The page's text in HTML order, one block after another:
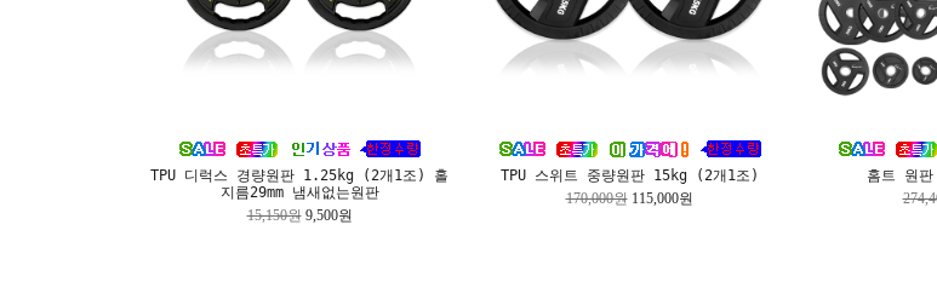
TPU 디럭스 경량원판 1.25kg (2개1조) 홀
지름29mm 냄새없는원판
15,150원 9,500원
TPU 스위트 중량원판 15kg (2개1조)
170,000원 115,000원
홈트 원